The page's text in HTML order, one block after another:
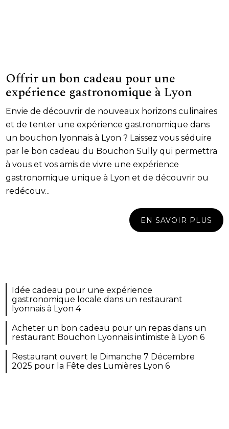
Offrir un bon cadeau pour une
expérience gastronomique à Lyon
Envie de découvrir de nouveaux horizons culinaires
et de tenter une expérience gastronomique dans
un bouchon lyonnais à Lyon ? Laissez vous séduire
par le bon cadeau du Bouchon Sully qui permettra
à vous et vos amis de vivre une expérience
gastronomique unique à Lyon et de découvrir ou
redécouv...
EN SAVOIR PLUS
Idée cadeau pour une expérience
gastronomique locale dans un restaurant
lyonnais à Lyon 4
Acheter un bon cadeau pour un repas dans un
restaurant Bouchon Lyonnais intimiste à Lyon 6
Restaurant ouvert le Dimanche 7 Décembre
2025 pour la Fête des Lumières Lyon 6